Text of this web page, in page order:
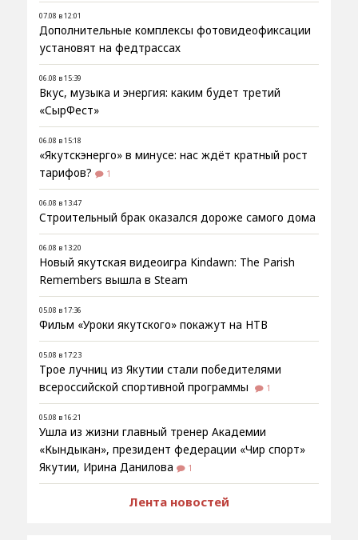
07.08 в 12:01
Дополнительные комплексы фотовидеофиксации
установят на федтрассах
06.08 в 15:39
Вкус, музыка и энергия: каким будет третий
«СырФест»
06.08 в 15:18
«Якутскэнерго» в минусе: нас ждёт кратный рост
тарифов?
1
06.08 в 13:47
Строительный брак оказался дороже самого дома
06.08 в 13:20
Новый якутская видеоигра Kindawn: The Parish
Remembers вышла в Steam
05.08 в 17:36
Фильм «Уроки якутского» покажут на НТВ
05.08 в 17:23
Трое лучниц из Якутии стали победителями
всероссийской спортивной программы
1
05.08 в 16:21
Ушла из жизни главный тренер Академии
«Кындыкан», президент федерации «Чир спорт»
Якутии, Ирина Данилова
1
Лента новостей